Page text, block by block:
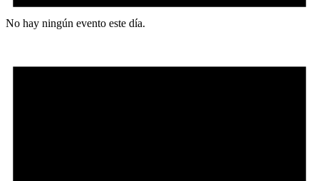
No hay ningún evento este día.